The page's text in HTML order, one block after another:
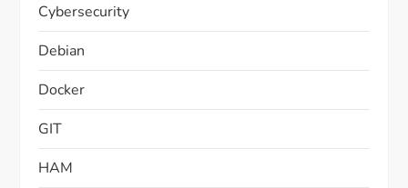
Cybersecurity
Debian
Docker
GIT
HAM